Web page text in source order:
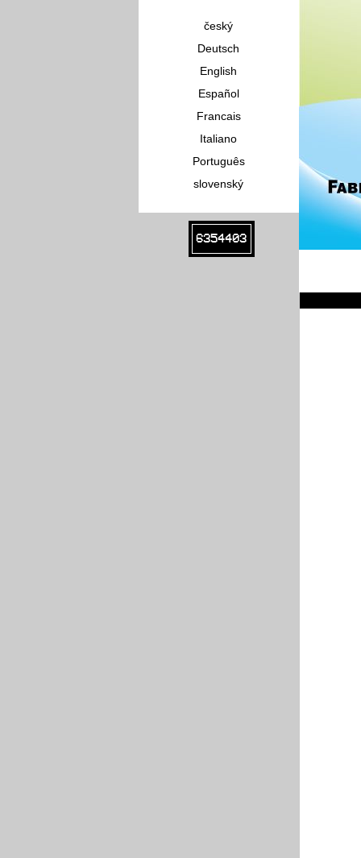
český
Deutsch
English
Español
Francais
Italiano
Português
slovenský
6354403